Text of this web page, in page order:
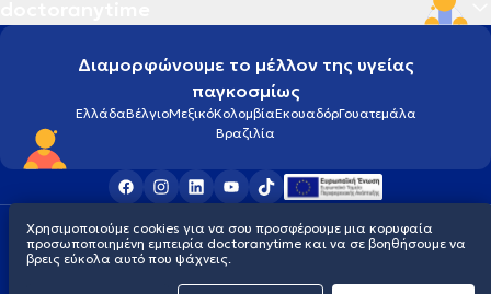
Διαμορφώνουμε το μέλλον της υγείας
παγκοσμίως
ΕλλάδαΒέλγιοΜεξικόΚολομβίαΕκουαδόρΓουατεμάλα
Βραζιλία
Οροι χρήσηςCookiesΠολιτική προστασίας προσωπικού απορρήτου
© 2026 doctoranytime
Χρησιμοποιούμε cookies για να σου προσφέρουμε μια κορυφαία
προσωποποιημένη εμπειρία doctoranytime και να σε βοηθήσουμε να
βρεις εύκολα αυτό που ψάχνεις.